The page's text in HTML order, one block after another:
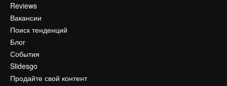
Reviews
Вакансии
Поиск тенденций
Блог
События
Slidesgo
Продайте свой контент